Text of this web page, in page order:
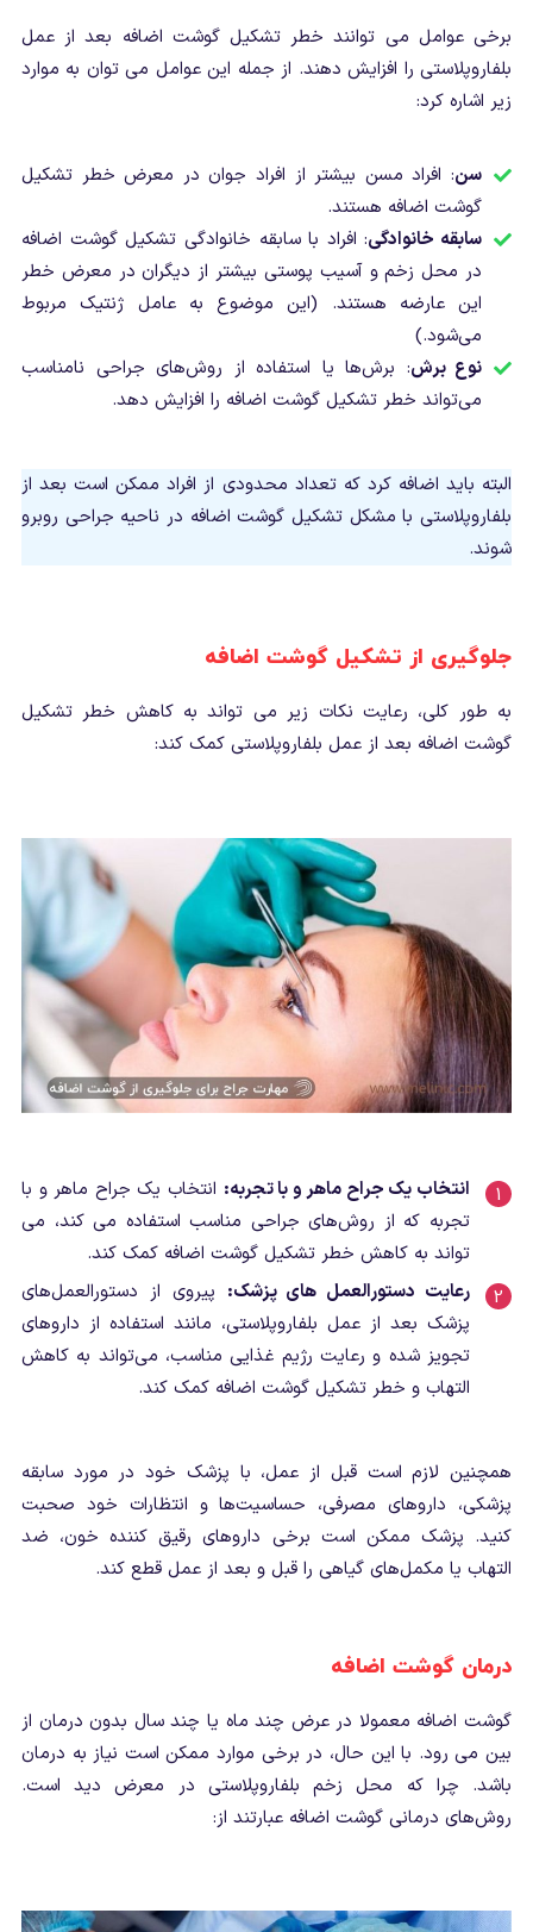
برخی عوامل می توانند خطر تشکیل گوشت اضافه بعد از عمل
بلفاروپلاستی را افزایش دهند. از جمله این عوامل می توان به موارد
زیر اشاره کرد:
سن: افراد مسن بیشتر از افراد جوان در معرض خطر تشکیل
گوشت اضافه هستند.
سابقه خانوادگی: افراد با سابقه خانوادگی تشکیل گوشت اضافه
در محل زخم و آسیب پوستی بیشتر از دیگران در معرض خطر
این عارضه هستند. (این موضوع به عامل ژنتیک مربوط
می‌شود.)
نوع برش: برش‌ها یا استفاده از روش‌های جراحی نامناسب
می‌تواند خطر تشکیل گوشت اضافه را افزایش دهد.
البته باید اضافه کرد که تعداد محدودی از افراد ممکن است بعد از
بلفاروپلاستی با مشکل تشکیل گوشت اضافه در ناحیه جراحی روبرو
شوند.
جلوگیری از تشکیل گوشت اضافه
به طور کلی، رعایت نکات زیر می تواند به کاهش خطر تشکیل
گوشت اضافه بعد از عمل بلفاروپلاستی کمک کند:
انتخاب یک جراح ماهر و با تجربه: انتخاب یک جراح ماهر و با
تجربه که از روش‌های جراحی مناسب استفاده می کند، می
تواند به کاهش خطر تشکیل گوشت اضافه کمک کند.
رعایت دستورالعمل های پزشک: پیروی از دستورالعمل‌های
پزشک بعد از عمل بلفاروپلاستی، مانند استفاده از داروهای
تجویز شده و رعایت رژیم غذایی مناسب، می‌تواند به کاهش
التهاب و خطر تشکیل گوشت اضافه کمک کند.
همچنین لازم است قبل از عمل، با پزشک خود در مورد سابقه
پزشکی، داروهای مصرفی، حساسیت‌ها و انتظارات خود صحبت
کنید. پزشک ممکن است برخی داروهای رقیق کننده خون، ضد
التهاب یا مکمل‌های گیاهی را قبل و بعد از عمل قطع کند.
درمان گوشت اضافه
گوشت اضافه معمولا در عرض چند ماه یا چند سال بدون درمان از
بین می رود. با این حال، در برخی موارد ممکن است نیاز به درمان
باشد. چرا که محل زخم بلفاروپلاستی در معرض دید است.
روش‌های درمانی گوشت اضافه عبارتند از: